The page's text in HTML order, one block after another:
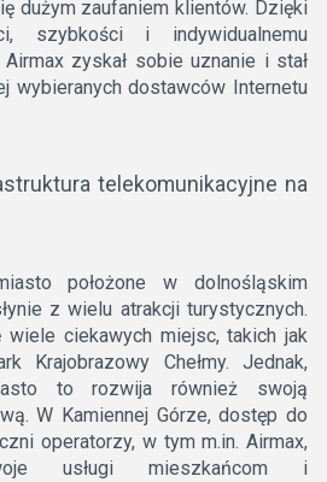
dużym zaufaniem klientów. Dzięki
szybkości i indywidualnemu
zyskał sobie uznanie i stał
wybieranych dostawców Internetu
telekomunikacyjne na
położone w dolnośląskim
z wielu atrakcji turystycznych.
ciekawych miejsc, takich jak
Krajobrazowy Chełmy. Jednak,
to rozwija również swoją
W Kamiennej Górze, dostęp do
operatorzy, w tym m.in. Airmax,
usługi mieszkańcom i